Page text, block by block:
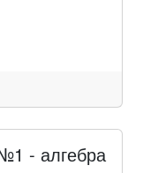
- алгебра